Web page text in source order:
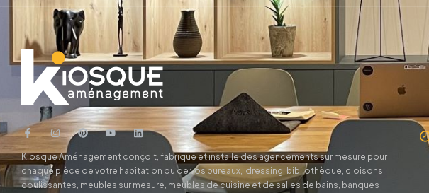
Kiosque Aménagement conçoit, fabrique et installe des agencements sur mesure pour
chaque pièce de votre habitation ou de vos bureaux, dressing, bibliothèque, cloisons
coulissantes, meubles sur mesure, meubles de cuisine et de salles de bains, banques